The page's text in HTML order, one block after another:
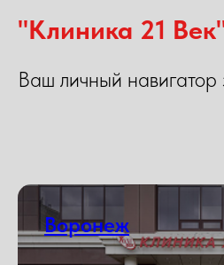
"Клиника 21
Ваш личный
Воронеж